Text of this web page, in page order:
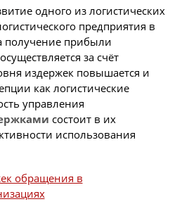
одного из логистических
предприятия в
получение прибыли
за счёт
издержек повышается и
как логистические
управления
состоит в их
использования
обращения в